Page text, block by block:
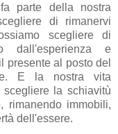
parte della nostra
di rimanervi
scegliere di
dall'esperienza e
presente al posto del
E la nostra vita
la schiavitù
rimanendo immobili,
dell'essere.